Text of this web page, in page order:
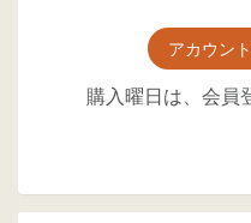
アカウン
購入曜日は、会員